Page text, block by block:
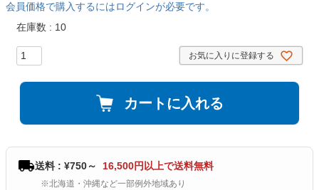
会員価格で購入するにはログインが必要です。
在庫数
10
お気に入りに登録する
カートに入れる
送料 : ¥750～ 16,500円以上で送料無料
※北海道・沖縄など一部例外地域あり